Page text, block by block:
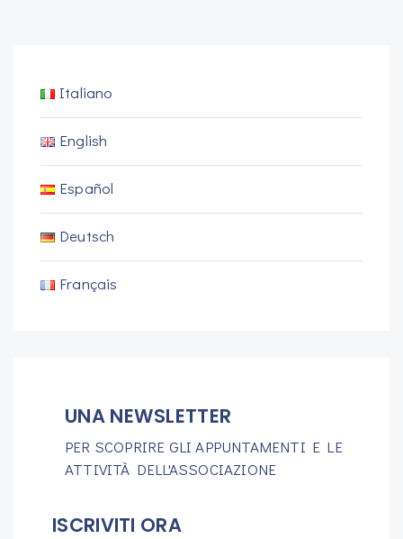
Italiano
English
Español
Deutsch
Français
UNA NEWSLETTER
PER SCOPRIRE GLI APPUNTAMENTI E LE
ATTIVITÀ DELL'ASSOCIAZIONE
ISCRIVITI ORA